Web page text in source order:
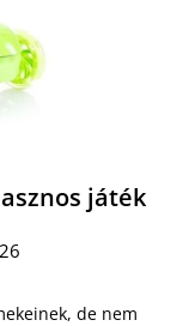
játék
de nem